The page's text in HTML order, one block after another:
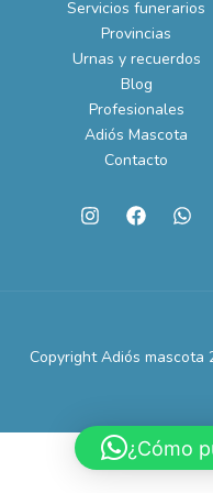
Servicios funerarios
Provincias
Urnas y recuerdos
Blog
Profesionales
Adiós Mascota
Contacto
Copyright Adiós mascota
¿Cómo